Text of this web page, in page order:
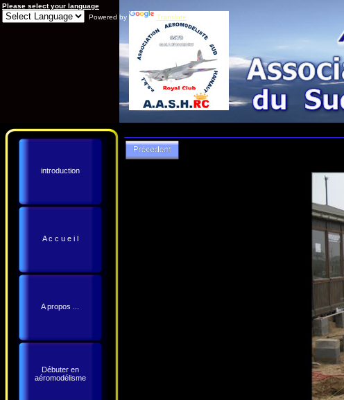
Please select your language
Powered by
Translate
introduction
A c c u e i l
A propos ...
Débuter en
aéromodélisme